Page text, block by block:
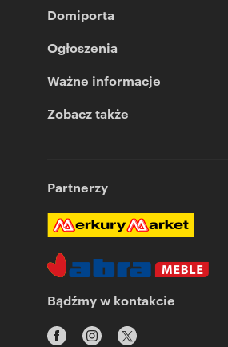
Domiporta
Ogłoszenia
Ważne informacje
Zobacz także
Partnerzy
Bądźmy w kontakcie